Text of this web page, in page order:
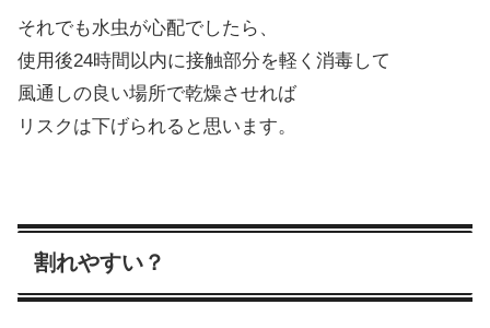
それでも水虫が心配でしたら、
使用後24時間以内に接触部分を軽く消毒して
風通しの良い場所で乾燥させれば
リスクは下げられると思います。
割れやすい？